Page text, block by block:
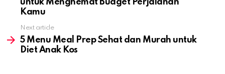
untuk Menghemat Budget Perjalanan
Kamu
Next article
5 Menu Meal Prep Sehat dan Murah untuk
Diet Anak Kos